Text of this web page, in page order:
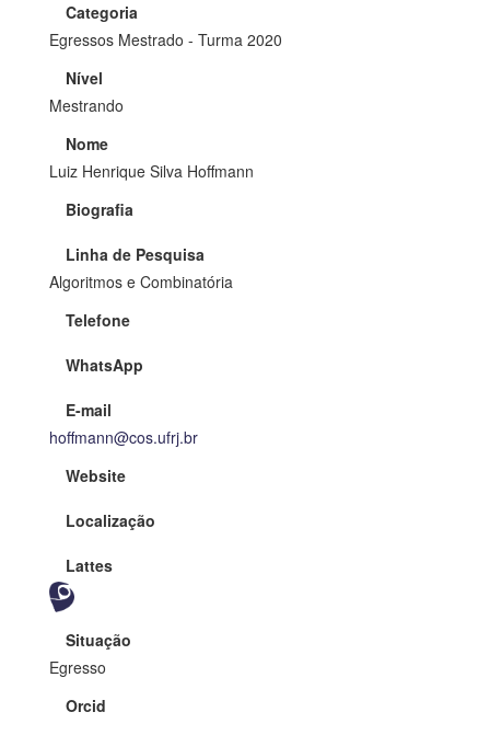
Categoria
Egressos Mestrado - Turma 2020
Nível
Mestrando
Nome
Luiz Henrique Silva Hoffmann
Biografia
Linha de Pesquisa
Algoritmos e Combinatória
Telefone
WhatsApp
E-mail
hoffmann@cos.ufrj.br
Website
Localização
Lattes
Situação
Egresso
Orcid